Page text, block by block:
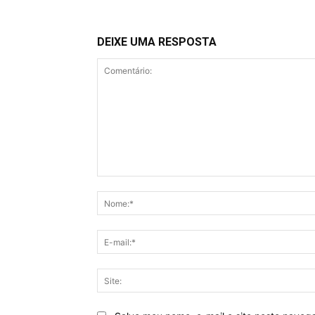
DEIXE UMA RESPOSTA